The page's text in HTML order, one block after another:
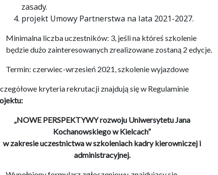
zasady.
projekt Umowy Partnerstwa na lata 2021-2027.
Minimalna liczba uczestników: 3, jeśli na któreś szkolenie
będzie dużo zainteresowanych zrealizowane zostaną 2 edycje.
Termin: czerwiec-wrzesień 2021, szkolenie wyjazdowe
kryteria rekrutacji znajdują się w Regulaminie
„NOWE PERSPEKTYWY rozwoju Uniwersytetu Jana
Kochanowskiego w Kielcach”
w zakresie uczestnictwa w szkoleniach kadry kierowniczej i
administracyjnej.